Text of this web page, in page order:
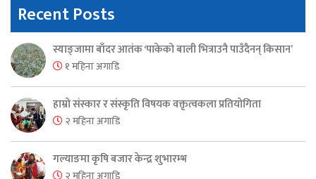
Recent Posts
स्याङ्जामा बाँदर आतंक ‘पाकेको बाली भित्राउनै पाउँदैनन् किसान’
१ महिना अगाडि
हाम्रो संस्कार र संस्कृति विषयक वक्तृत्वकला प्रतियोगिता
२ महिना अगाडि
गल्याङमा कृषि बजार केन्द्र शुभारम्भ